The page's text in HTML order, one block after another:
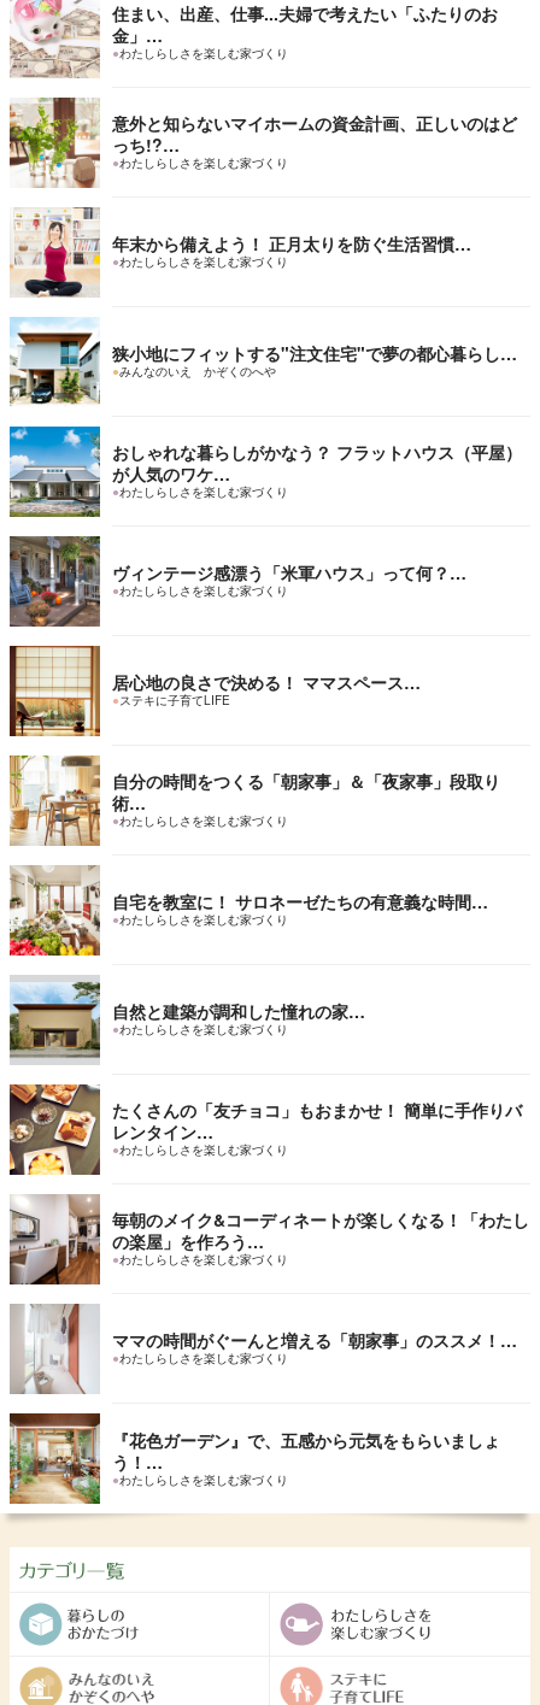
住まい、出産、仕事...夫婦で考えたい「ふたりのお
金」…
●わたしらしさを楽しむ家づくり
意外と知らないマイホームの資金計画、正しいのはど
っち!?…
●わたしらしさを楽しむ家づくり
年末から備えよう！ 正月太りを防ぐ生活習慣…
●わたしらしさを楽しむ家づくり
狭小地にフィットする"注文住宅"で夢の都心暮らし…
●みんなのいえ かぞくのへや
おしゃれな暮らしがかなう？ フラットハウス（平屋）
が人気のワケ…
●わたしらしさを楽しむ家づくり
ヴィンテージ感漂う「米軍ハウス」って何？…
●わたしらしさを楽しむ家づくり
居心地の良さで決める！ ママスペース…
●ステキに子育てLIFE
自分の時間をつくる「朝家事」＆「夜家事」段取り
術…
●わたしらしさを楽しむ家づくり
自宅を教室に！ サロネーゼたちの有意義な時間…
●わたしらしさを楽しむ家づくり
自然と建築が調和した憧れの家…
●わたしらしさを楽しむ家づくり
たくさんの「友チョコ」もおまかせ！ 簡単に手作りバ
レンタイン…
●わたしらしさを楽しむ家づくり
毎朝のメイク&コーディネートが楽しくなる！「わたし
の楽屋」を作ろう…
●わたしらしさを楽しむ家づくり
ママの時間がぐーんと増える「朝家事」のススメ！…
●わたしらしさを楽しむ家づくり
『花色ガーデン』で、五感から元気をもらいましょ
う！…
●わたしらしさを楽しむ家づくり